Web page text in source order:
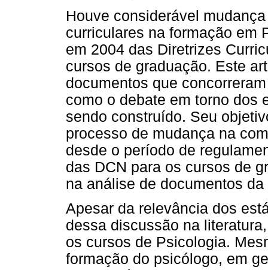
Houve considerável
curriculares na formação em
em 2004 das Diretrizes
cursos de graduação. Este
documentos que
como o debate em torno dos
sendo construído. Seu
processo de mudança na
desde o período de
das DCN para os cursos de
na análise de documentos da
Apesar da relevância dos
dessa discussão na
os cursos de Psicologia.
formação do psicólogo, em